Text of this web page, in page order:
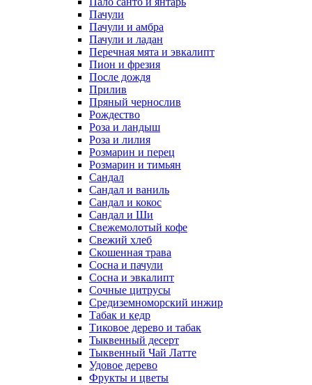
Пачули
Пачули и амбра
Пачули и ладан
Перечная мята и эвкалипт
Пион и фрезия
После дождя
Прилив
Пряный чернослив
Рождество
Роза и ландыш
Роза и лилия
Розмарин и перец
Розмарин и тимьян
Сандал
Сандал и ваниль
Сандал и кокос
Сандал и Ши
Свежемолотый кофе
Свежий хлеб
Скошенная трава
Сосна и пачули
Сосна и эвкалипт
Сочные цитрусы
Средиземноморский инжир
Табак и кедр
Тиковое дерево и табак
Тыквенный десерт
Тыквенный Чай Латте
Удовое дерево
Фрукты и цветы